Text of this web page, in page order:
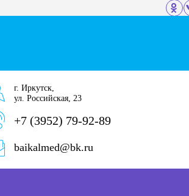
г. Иркутск,
ул. Российская, 23
+7 (3952) 79-92-89
baikalmed@bk.ru